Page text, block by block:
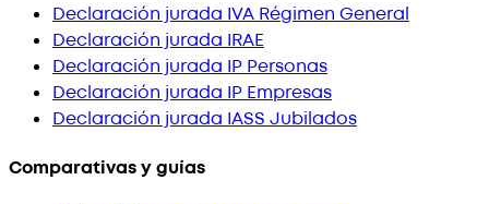
Declaración jurada IVA Régimen General
Declaración jurada IRAE
Declaración jurada IP Personas
Declaración jurada IP Empresas
Declaración jurada IASS Jubilados
Comparativas y guías